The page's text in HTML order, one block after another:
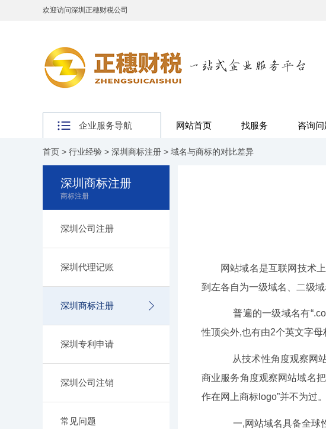
欢迎访问深圳正穗财税公司
企业服务导航 网站首页 找服务 咨询问
首页 > 行业经验 > 深圳商标注册 > 域名与商标的对比差异
深圳商标注册
商标注册
深圳公司注册
深圳代理记账
深圳商标注册
深圳专利申请
深圳公司注销
常见问题
网站域名是互联网技术
到左各自为一级域名、二级域
普遍的一级域名有
性顶尖外,也有由2个英文字母
从技术性角度观察网站
商业服务角度观察网站域名
作在网上商标logo”并不为过
一,网站域名具备全球